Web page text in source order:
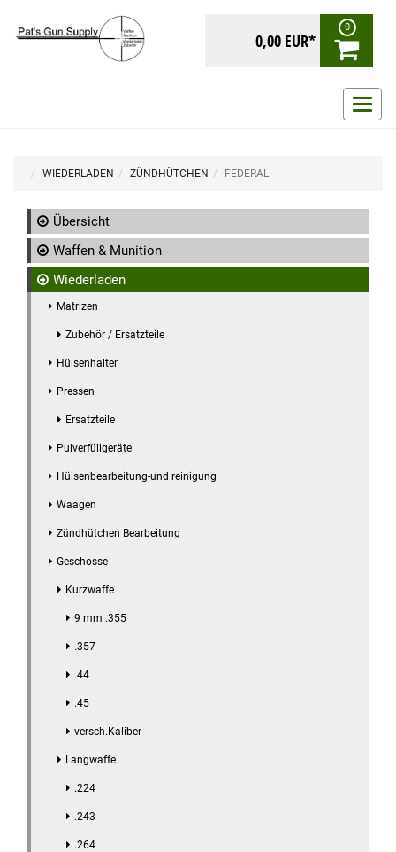
0,00 EUR*
0
ein-/
WIEDERLADEN ZÜNDHÜTCHEN FEDERAL
Übersicht
Waffen & Munition
Wiederladen
Matrizen
Zubehör / Ersatzteile
Hülsenhalter
Pressen
Ersatzteile
Pulverfüllgeräte
Hülsenbearbeitung-und reinigung
Waagen
Zündhütchen Bearbeitung
Geschosse
Kurzwaffe
9 mm .355
.357
.44
.45
versch.Kaliber
Langwaffe
.224
.243
.264